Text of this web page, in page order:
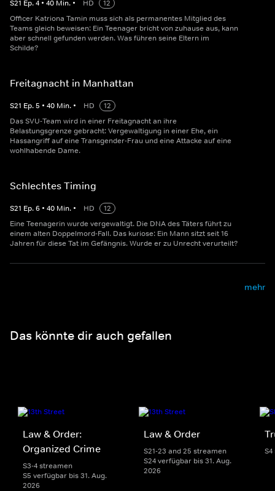
S21 Ep.4 • 40 Min. • HD
12
Officer Katriona Tamin muss sich als permanentes Mitglied des
Teams gleich beweisen: Ein Teenager bricht von zuhause aus, kann
aber schnell gefunden werden. Was führen seine Eltern im
Schilde?
Freitagnacht in Manhattan
S21 Ep.5 • 40 Min. • HD
12
Das SVU-Team wird in einer Freitagnacht an ihre
Belastungsgrenze gebracht: Vergewaltigung in einer Ehe, ein
Hassangriff auf eine Transgender-Frau und eine Attacke auf eine
wohlhabende Dame.
Schlechtes Timing
S21 Ep.6 • 40 Min. • HD
12
Eine Teenagerin wurde vergewaltigt. Die DNA des Täters führt zu
einem alten Doppelmord-Fall. Das kuriose: Ein Mann sitzt seit 16
Jahren für diese Tat im Gefängnis. Wurde er zu Unrecht verurteilt?
mehr
Das könnte dir auch gefallen
Law & Order:
Organized Crime
S3-4 streamen
S5 verfügbar bis 31. Aug.
2026
Law & Order
S21-23 and 25 streamen
S24 verfügbar bis 31. Aug.
2026